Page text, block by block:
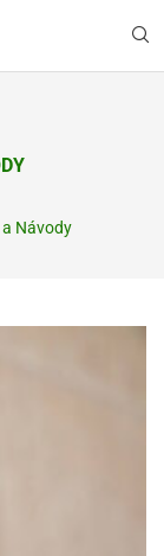
a Návody